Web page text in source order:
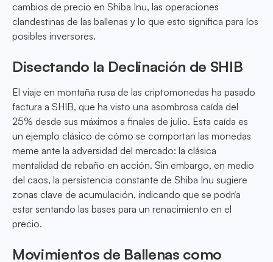
cambios de precio en Shiba Inu, las operaciones
clandestinas de las ballenas y lo que esto significa para los
posibles inversores.
Disectando la Declinación de SHIB
El viaje en montaña rusa de las criptomonedas ha pasado
factura a SHIB, que ha visto una asombrosa caída del
25% desde sus máximos a finales de julio. Esta caída es
un ejemplo clásico de cómo se comportan las monedas
meme ante la adversidad del mercado: la clásica
mentalidad de rebaño en acción. Sin embargo, en medio
del caos, la persistencia constante de Shiba Inu sugiere
zonas clave de acumulación, indicando que se podría
estar sentando las bases para un renacimiento en el
precio.
Movimientos de Ballenas como